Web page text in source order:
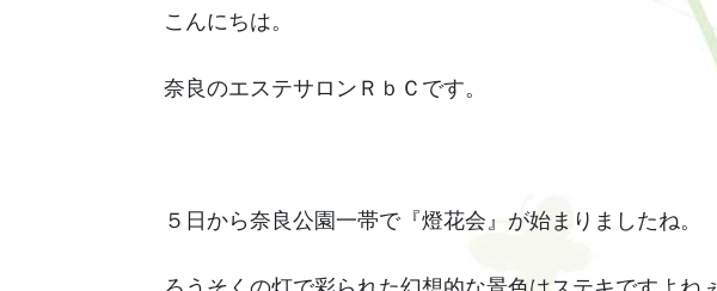
こんにちは。
奈良のエステサロンＲｂＣです。
５日から奈良公園一帯で『燈花会』が始まりましたね。
ろうそくの灯で彩られた幻想的な景色はステキですよねぇ